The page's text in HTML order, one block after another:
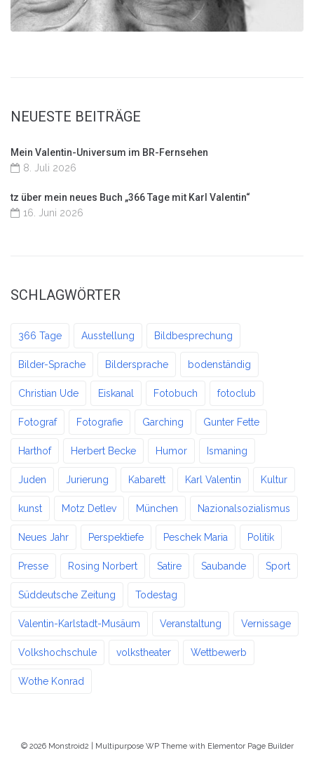
NEUESTE BEITRÄGE
Mein Valentin-Universum im BR-Fernsehen
8. Juli 2026
tz über mein neues Buch „366 Tage mit Karl Valentin“
16. Juni 2026
SCHLAGWÖRTER
366 Tage Ausstellung Bildbesprechung
Bilder-Sprache Bildersprache bodenständig
Christian Ude Eiskanal Fotobuch fotoclub
Fotograf Fotografie Garching Gunter Fette
Harthof Herbert Becke Humor Ismaning
Juden Jurierung Kabarett Karl Valentin Kultur
kunst Motz Detlev München Nazionalsozialismus
Neues Jahr Perspektiefe Peschek Maria Politik
Presse Rosing Norbert Satire Saubande Sport
Süddeutsche Zeitung Todestag
Valentin-Karlstadt-Musäum Veranstaltung Vernissage
Volkshochschule volkstheater Wettbewerb
Wothe Konrad
© 2026 Monstroid2 | Multipurpose WP Theme with Elementor Page Builder